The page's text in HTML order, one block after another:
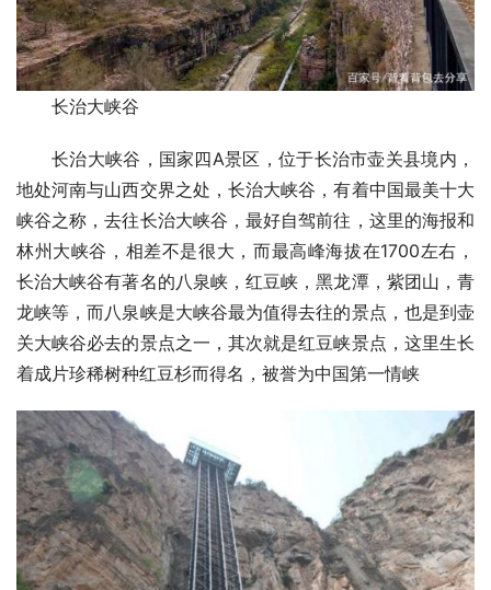
长治大峡谷
长治大峡谷，国家四A景区，位于长治市壶关县境内，
地处河南与山西交界之处，长治大峡谷，有着中国最美十大
峡谷之称，去往长治大峡谷，最好自驾前往，这里的海报和
林州大峡谷，相差不是很大，而最高峰海拔在1700左右，
长治大峡谷有著名的八泉峡，红豆峡，黑龙潭，紫团山，青
龙峡等，而八泉峡是大峡谷最为值得去往的景点，也是到壶
关大峡谷必去的景点之一，其次就是红豆峡景点，这里生长
着成片珍稀树种红豆杉而得名，被誉为中国第一情峡